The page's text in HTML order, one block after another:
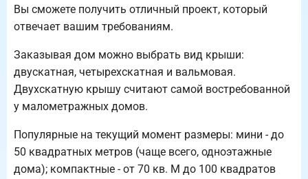
Вы сможете получить отличный проект, который
отвечает вашим требованиям.
Заказывая дом можно выбрать вид крыши:
двускатная, четырехскатная и вальмовая.
Двухскатную крышу считают самой востребованной
у малометражных домов.
Популярные на текущий момент размеры: мини - до
50 квадратных метров (чаще всего, одноэтажные
дома); компактные - от 70 кв. М до 100 квадратов